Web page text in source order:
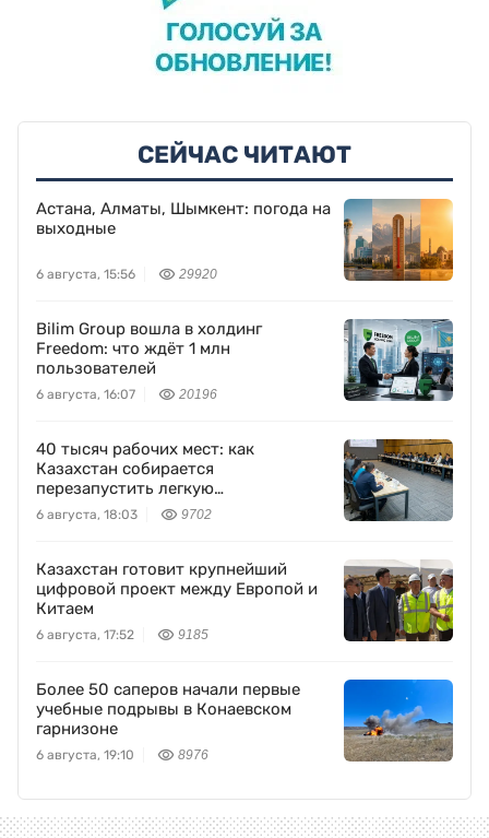
СЕЙЧАС ЧИТАЮТ
Астана, Алматы, Шымкент: погода на
выходные
6 августа, 15:56 29920
Bilim Group вошла в холдинг
Freedom: что ждёт 1 млн
пользователей
6 августа, 16:07 20196
40 тысяч рабочих мест: как
Казахстан собирается
перезапустить легкую
промышленность
6 августа, 18:03 9702
Казахстан готовит крупнейший
цифровой проект между Европой и
Китаем
6 августа, 17:52 9185
Более 50 саперов начали первые
учебные подрывы в Конаевском
гарнизоне
6 августа, 19:10 8976